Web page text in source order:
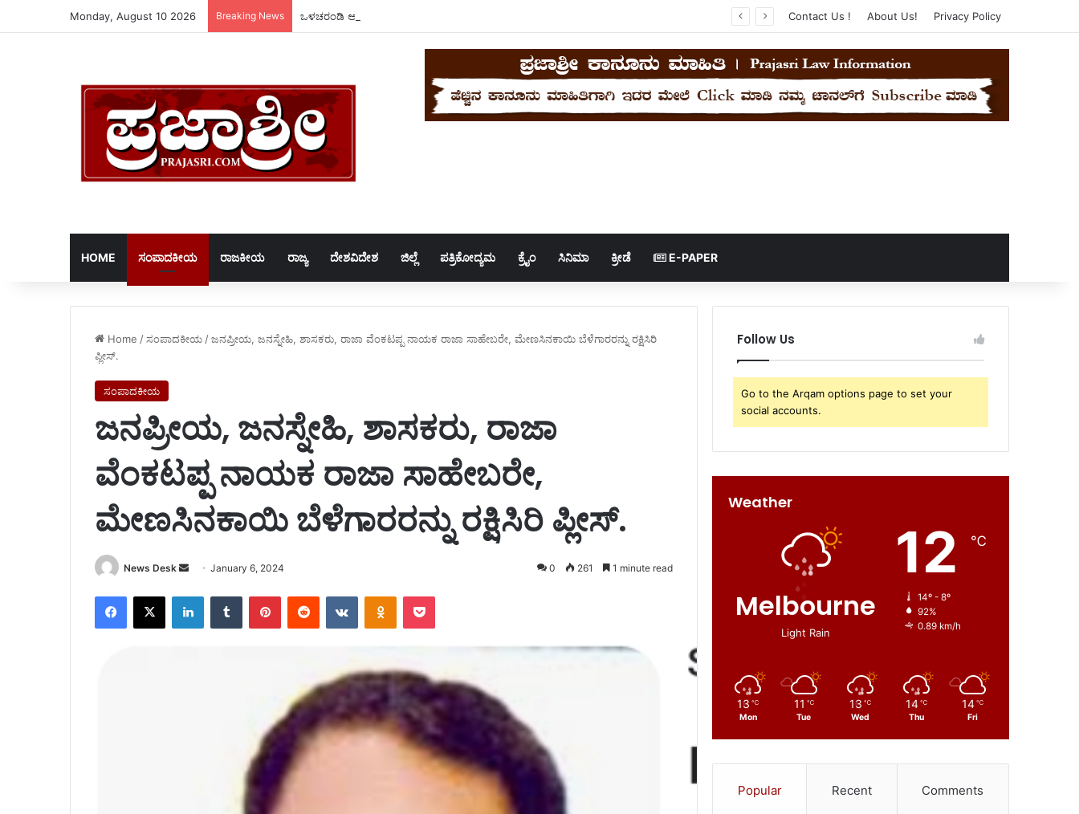
Monday, August 10 2026 Breaking News ಒಳಚರಂಡಿ ಅವ್ಯವಸ್ಥೆಯಿಂದ ಸೊಳ್ಳೆಗಳ ಕಾಟ; ರೋಗಗಳ ಭೀತಿಯಲ್ಲಿ ಅಡವಿಬಾವಿ ದೊಡ್ಡ ತಾಂಡದ ಜನರು.. Contact Us ! About Us! Privacy Policy
HOME ಸಂಪಾದಕೀಯ ರಾಜಕೀಯ ರಾಜ್ಯ ದೇಶವಿದೇಶ ಜಿಲ್ಲೆ ಪತ್ರಿಕೋದ್ಯಮ ಕ್ರೈಂ ಸಿನಿಮಾ ಕ್ರೀಡೆ E-PAPER
Home /ಸಂಪಾದಕೀಯ /ಜನಪ್ರೀಯ, ಜನಸ್ನೇಹಿ, ಶಾಸಕರು, ರಾಜಾ ವೆಂಕಟಪ್ಪ ನಾಯಕ ರಾಜಾ ಸಾಹೇಬರೇ, ಮೇಣಸಿನಕಾಯಿ ಬೆಳೆಗಾರರನ್ನು ರಕ್ಷಿಸಿರಿ
ಪ್ಲೀಸ್.
ಸಂಪಾದಕೀಯ
ಜನಪ್ರೀಯ, ಜನಸ್ನೇಹಿ, ಶಾಸಕರು, ರಾಜಾ
ವೆಂಕಟಪ್ಪ ನಾಯಕ ರಾಜಾ ಸಾಹೇಬರೇ,
ಮೇಣಸಿನಕಾಯಿ ಬೆಳೆಗಾರರನ್ನು ರಕ್ಷಿಸಿರಿ ಪ್ಲೀಸ್.
News Desk
Send January 6, 2024 0 261 1 minute read
Facebook
X LinkedInTumblr PinterestReddit VKontakteOdnoklassniki
Pocket
Follow Us
Go to the Arqam options page to set your
social accounts.
Weather
Melbourne
Light Rain
12 ℃
14º - 8º
92%
0.89 km/h
13 ℃
Mon
11 ℃
Tue
13 ℃
Wed
14 ℃
Thu
14 ℃
Fri
Popular Recent Comments